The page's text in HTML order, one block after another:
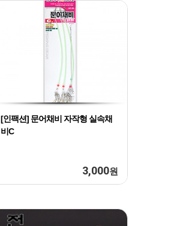
[인팩션] 문어채비 자작형 실속채
비C
3,000원